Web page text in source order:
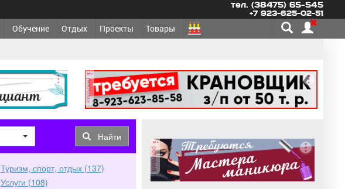
тел. (38475) 65-545
+7 923-625-02-51
Обучение Отдых Проекты Товары
реклама
Найти
Туризм, спорт, отдых (137)
Услуги (108)
реклама